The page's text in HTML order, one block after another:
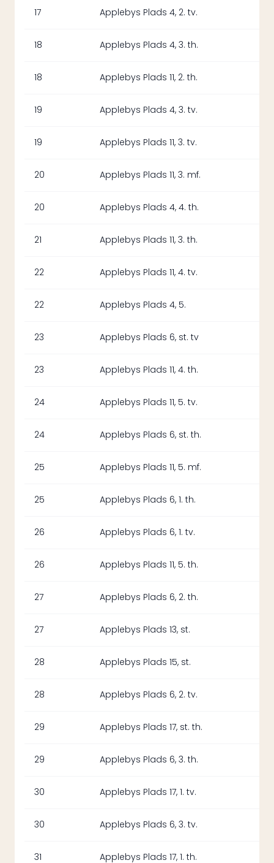
17 Applebys Plads 4, 2. tv.
18 Applebys Plads 4, 3. th.
18 Applebys Plads 11, 2. th.
19 Applebys Plads 4, 3. tv.
19 Applebys Plads 11, 3. tv.
20 Applebys Plads 11, 3. mf.
20 Applebys Plads 4, 4. th.
21 Applebys Plads 11, 3. th.
22 Applebys Plads 11, 4. tv.
22 Applebys Plads 4, 5.
23 Applebys Plads 6, st. tv
23 Applebys Plads 11, 4. th.
24 Applebys Plads 11, 5. tv.
24 Applebys Plads 6, st. th.
25 Applebys Plads 11, 5. mf.
25 Applebys Plads 6, 1. th.
26 Applebys Plads 6, 1. tv.
26 Applebys Plads 11, 5. th.
27 Applebys Plads 6, 2. th.
27 Applebys Plads 13, st.
28 Applebys Plads 15, st.
28 Applebys Plads 6, 2. tv.
29 Applebys Plads 17, st. th.
29 Applebys Plads 6, 3. th.
30 Applebys Plads 17, 1. tv.
30 Applebys Plads 6, 3. tv.
31 Applebys Plads 17, 1. th.